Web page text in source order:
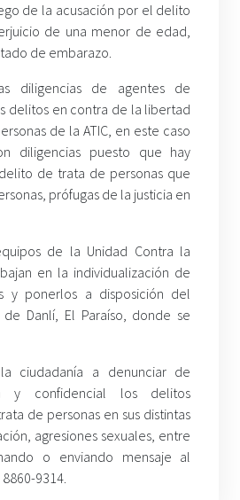
de la acusación por el delito
de una menor de edad,
de embarazo.
diligencias de agentes de
delitos en contra de la libertad
de la ATIC, en este caso
diligencias puesto que hay
de trata de personas que
prófugas de la justicia en
de la Unidad Contra la
en la individualización de
y ponerlos a disposición del
Danlí, El Paraíso, donde se
ciudadanía a denunciar de
y confidencial los delitos
de personas en sus distintas
agresiones sexuales, entre
o enviando mensaje al
9314.